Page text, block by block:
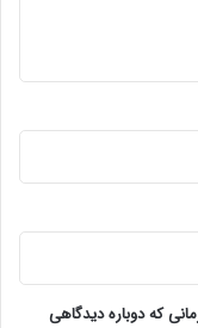
که دوباره دیدگاهی